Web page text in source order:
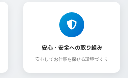
安心・安全への取り組み
安心してお仕事を探せる環境づくり